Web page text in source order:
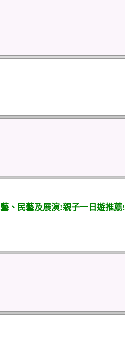
、民藝及展演!親子一日遊推薦!